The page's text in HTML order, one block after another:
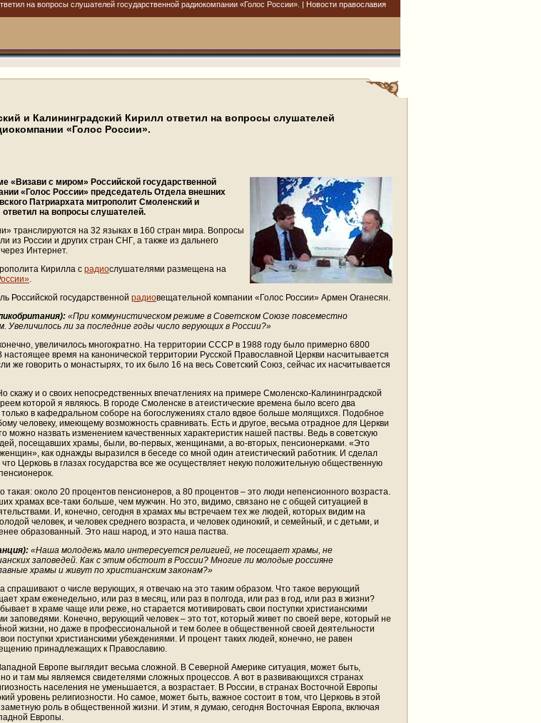
на вопросы слушателей государственной радиокомпании «Голос России». | Новости православия
и Калининградский Кирилл ответил на вопросы слушателей
«Голос России».
«Визави с миром» Российской государственной
«Голос России» председатель Отдела внешних
Патриархата митрополит Смоленский и
ответил на вопросы слушателей.
транслируются на 32 языках в 160 стран мира. Вопросы
из России и других стран СНГ, а также из дальнего
Интернет.
Кирилла с радиослушателями размещена на
Российской государственной радиовещательной компании «Голос России» Армен Оганесян.
«При коммунистическом режиме в Советском Союзе повсеместно
Увеличилось ли за последние годы число верующих в России?»
увеличилось многократно. На территории СССР в 1988 году было примерно 6800
время на канонической территории Русской Православной Церкви насчитывается
же говорить о монастырях, то их было 16 на весь Советский Союз, сейчас их насчитывается
скажу и о своих непосредственных впечатлениях на примере Смоленско-Калининградской
которой я являюсь. В городе Смоленске в атеистические времена было всего два
в кафедральном соборе на богослужениях стало вдвое больше молящихся. Подобное
человеку, имеющему возможность сравнивать. Есть и другое, весьма отрадное для Церкви
можно назвать изменением качественных характеристик нашей паствы. Ведь в советскую
посещавших храмы, были, во-первых, женщинами, а во-вторых, пенсионерками. «Это
как однажды выразился в беседе со мной один атеистический работник. И сделал
Церковь в глазах государства все же осуществляет некую положительную общественную
такая: около 20 процентов пенсионеров, а 80 процентов – это люди непенсионного возраста.
храмах все-таки больше, чем мужчин. Но это, видимо, связано не с общей ситуацией в
И, конечно, сегодня в храмах мы встречаем тех же людей, которых видим на
человек, и человек среднего возраста, и человек одинокий, и семейный, и с детьми, и
образованный. Это наш народ, и это наша паства.
«Наша молодежь мало интересуется религией, не посещает храмы, не
заповедей. Как с этим обстоит в России? Многие ли молодые россияне
храмы и живут по христианским законам?»
спрашивают о числе верующих, я отвечаю на это таким образом. Что такое верующий
храм еженедельно, или раз в месяц, или раз в полгода, или раз в год, или раз в жизни?
в храме чаще или реже, но старается мотивировать свои поступки христианскими
заповедями. Конечно, верующий человек – это тот, который живет по своей вере, который не
жизни, но даже в профессиональной и тем более в общественной своей деятельности
поступки христианскими убеждениями. И процент таких людей, конечно, не равен
принадлежащих к Православию.
Европе выглядит весьма сложной. В Северной Америке ситуация, может быть,
но и там мы являемся свидетелями сложных процессов. А вот в развивающихся странах
населения не уменьшается, а возрастает. В России, в странах Восточной Европы
уровень религиозности. Но самое, может быть, важное состоит в том, что Церковь в этой
роль в общественной жизни. И этим, я думаю, сегодня Восточная Европа, включая
Европы.